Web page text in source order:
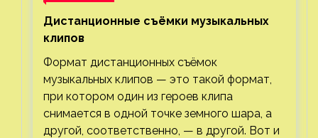
Дистанционные съёмки музыкальных
клипов⁠⁠
Формат дистанционных съёмок
музыкальных клипов — это такой формат,
при котором один из героев клипа
снимается в одной точке земного шара, а
другой, соответственно, — в другой. Вот и